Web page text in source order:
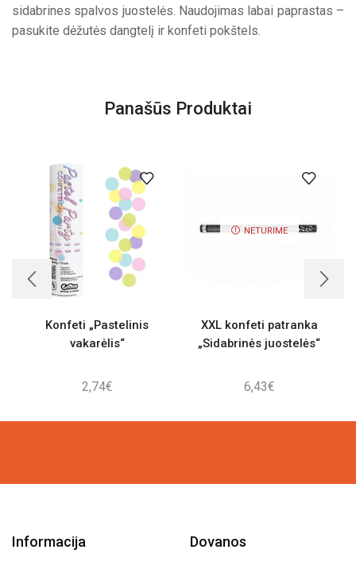
sidabrines spalvos juostelės. Naudojimas labai paprastas –
pasukite dėžutės dangtelį ir konfeti pokštels.
Panašūs Produktai
Konfeti „Pastelinis
vakarėlis“
2,74€
NETURIME
XXL konfeti patranka
„Sidabrinės juostelės“
6,43€
Informacija Dovanos